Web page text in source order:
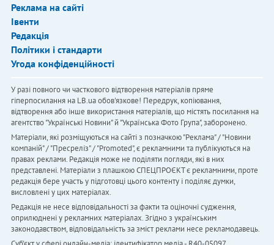
Реклама на сайті
Івенти
Редакція
Політики і стандарти
Угода конфіденційності
У разі повного чи часткового відтворення матеріалів пряме
гіперпосилання на LB.ua обов'язкове! Передрук, копіювання,
відтворення або інше використання матеріалів, що містять посилання на
агентство "Українськi Новини" й "Українська Фото Група", заборонено.
Матеріали, які розміщуються на сайті з позначкою "Реклама" / "Новини
компаній" / "Пресреліз" / "Promoted", є рекламними та публікуються на
правах реклами. Редакція може не поділяти погляди, які в них
представлені. Матеріали з плашкою СПЕЦПРОЄКТ є рекламними, проте
редакція бере участь у підготовці цього контенту і поділяє думки,
висловлені у цих матеріалах.
Редакція не несе відповідальності за факти та оціночні судження,
оприлюднені у рекламних матеріалах. Згідно з українським
законодавством, відповідальність за зміст реклами несе рекламодавець.